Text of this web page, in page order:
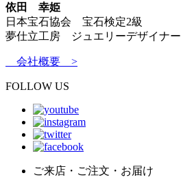
依田 幸姫
日本宝石協会 宝石検定2級
夢仕立工房 ジュエリーデザイナー
会社概要 >
FOLLOW US
ご来店・ご注文・お届け